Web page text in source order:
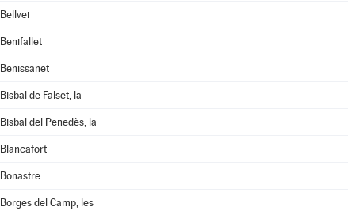
Bellvei
Benifallet
Benissanet
Bisbal de Falset, la
Bisbal del Penedès, la
Blancafort
Bonastre
Borges del Camp, les